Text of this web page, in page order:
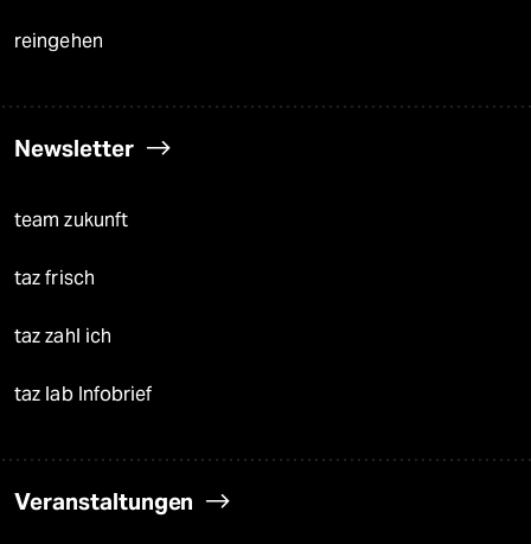
reingehen
Newsletter
team zukunft
taz frisch
taz zahl ich
taz lab Infobrief
Veranstaltungen